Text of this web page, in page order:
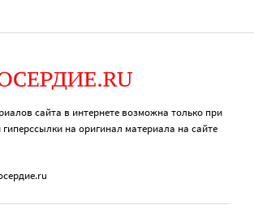
сайта в интернете возможна только при
на оригинал материала на сайте